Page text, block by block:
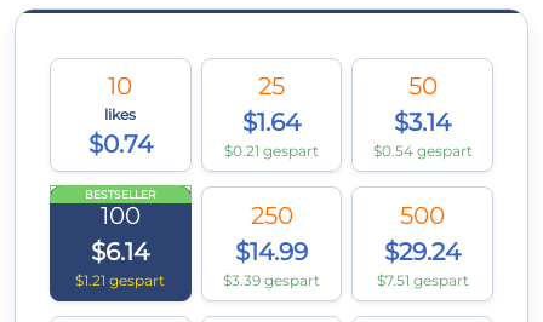
10
likes
$0.74
25
$1.64
$0.21 gespart
50
$3.14
$0.54 gespart
BESTSELLER
100
$6.14
$1.21 gespart
250
$14.99
$3.39 gespart
500
$29.24
$7.51 gespart